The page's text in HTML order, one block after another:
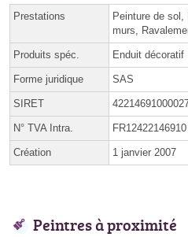
Prestations
Peinture de
murs,
Produits spéc. Enduit décoratif
Forme juridique SAS
SIRET
N° TVA Intra. FR12422146910
Création 1 janvier 2007
Peintres à proximité